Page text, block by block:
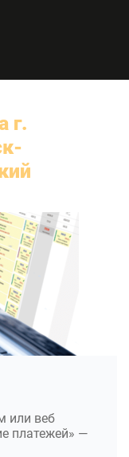
г.
или веб
платежей» —